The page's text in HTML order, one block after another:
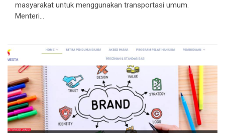
masyarakat untuk menggunakan transportasi umum.
Menteri...